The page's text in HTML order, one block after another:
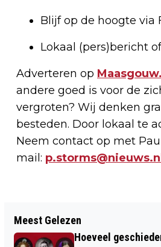
Blijf op de hoogte via
Lokaal (pers)bericht
Adverteren op
andere goed is voor de
vergroten? Wij denken
besteden. Door lokaal te
Neem contact op met
mail:
OUDSTE INWOONSTER
Meest Gelezen
Hoeveel